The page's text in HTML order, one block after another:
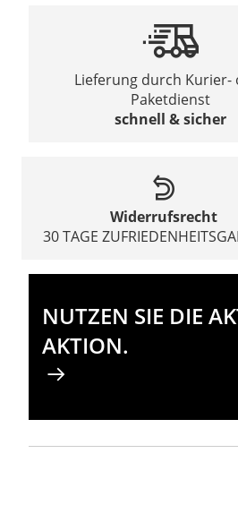
Lieferung durch Kurier-
Paketdienst
schnell & sicher
Widerrufsrecht
30 TAGE
NUTZEN SIE DIE
AKTION.